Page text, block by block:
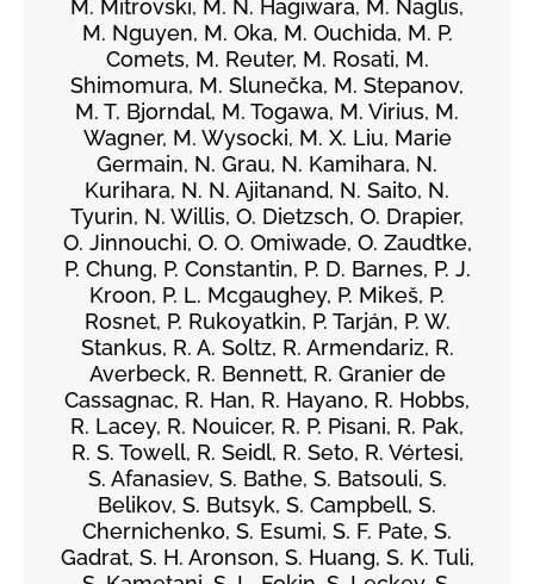
M. Mitrovski, M. N. Hagiwara, M. Naglis,
M. Nguyen, M. Oka, M. Ouchida, M. P.
Comets, M. Reuter, M. Rosati, M.
Shimomura, M. Slunečka, M. Stepanov,
M. T. Bjorndal, M. Togawa, M. Virius, M.
Wagner, M. Wysocki, M. X. Liu, Marie
Germain, N. Grau, N. Kamihara, N.
Kurihara, N. N. Ajitanand, N. Saito, N.
Tyurin, N. Willis, O. Dietzsch, O. Drapier,
O. Jinnouchi, O. O. Omiwade, O. Zaudtke,
P. Chung, P. Constantin, P. D. Barnes, P. J.
Kroon, P. L. Mcgaughey, P. Mikeš, P.
Rosnet, P. Rukoyatkin, P. Tarján, P. W.
Stankus, R. A. Soltz, R. Armendariz, R.
Averbeck, R. Bennett, R. Granier de
Cassagnac, R. Han, R. Hayano, R. Hobbs,
R. Lacey, R. Nouicer, R. P. Pisani, R. Pak,
R. S. Towell, R. Seidl, R. Seto, R. Vértesi,
S. Afanasiev, S. Bathe, S. Batsouli, S.
Belikov, S. Butsyk, S. Campbell, S.
Chernichenko, S. Esumi, S. F. Pate, S.
Gadrat, S. H. Aronson, S. Huang, S. K. Tuli,